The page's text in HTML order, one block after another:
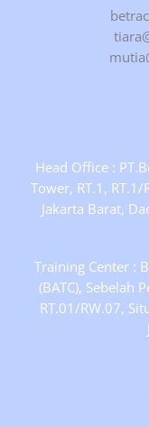
Head Office :
Tower, RT.1,
Jakarta Barat,
Training Center :
(BATC), Sebelah
RT.01/RW.07,